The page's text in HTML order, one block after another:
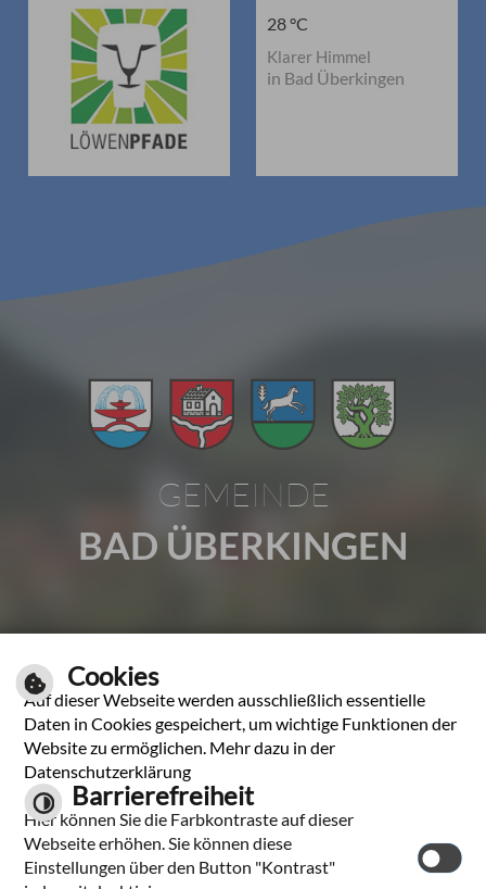
28 °C
Klarer Himmel
in Bad Überkingen
GEMEINDE
BAD ÜBERKINGEN
Tel.: 07331 2009-0 | Fax: 07331 2009-37
E-Mail schreiben
Unsere Öffnungszeiten
Leichte Sprache
Cookies
Auf dieser Webseite werden ausschließlich essentielle
Daten in Cookies gespeichert, um wichtige Funktionen der
Website zu ermöglichen. Mehr dazu in der
Datenschutzerklärung
Barrierefreiheit
Hier können Sie die Farbkontraste auf dieser
Webseite erhöhen. Sie können diese
Einstellungen über den Button "Kontrast"